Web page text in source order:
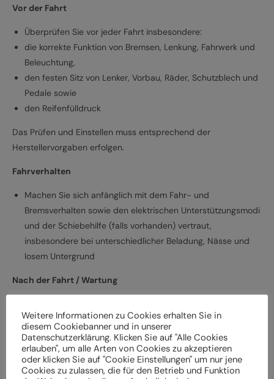
Vor der Fahrt
Überprüfen Sie vor jeder Fahrt insbesondere:
die korrekte Funktion von Bremsen, Lenkung, Fahrwerk und
Beleuchtung,
den festen Sitz von Lenker, Vorbau, Räder, Schutzblech und
Pedale sowie
den Reifenfülldruck
Das Prüfen und Einstellen muss entsprechend der
Herstellervorgaben erfolgen.
Fahrverhalten
Machen Sie sich anfänglich mit dem Fahr- und
Bremsverhalten sowie den elektrischen Unterstützungsmodi
und der Schiebehilfe (falls vorhanden) vertraut,
insbesondere bei unterschiedlicher Beladung, Nässe und
losem Untergrund
Nach der Fahrt / Wartung
Elektrofahrrad vor der weiteren Verwendung durch einen
Fachbetrieb überprüft werden
Lassen Sie das Elektrofahrrad entsprechend den
Herstellervorgaben regelmäßig von einem Fachbetrieb
Weitere Informationen zu Cookies erhalten Sie in
diesem Cookiebanner und in unserer
Datenschutzerklärung. Klicken Sie auf "Alle Cookies
erlauben", um alle Arten von Cookies zu akzeptieren
oder klicken Sie auf "Cookie Einstellungen" um nur jene
Cookies zu zulassen, die für den Betrieb und Funktion